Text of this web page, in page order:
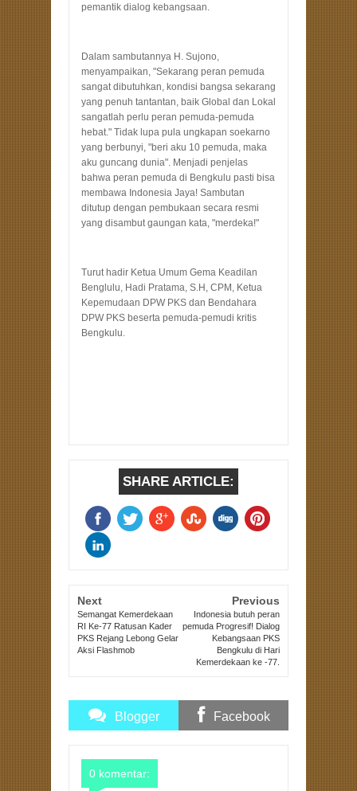
pemantik dialog kebangsaan.
Dalam sambutannya H. Sujono,
menyampaikan, "Sekarang peran pemuda
sangat dibutuhkan, kondisi bangsa sekarang
yang penuh tantantan, baik Global dan Lokal
sangatlah perlu peran pemuda-pemuda
hebat." Tidak lupa pula ungkapan soekarno
yang berbunyi, "beri aku 10 pemuda, maka
aku guncang dunia". Menjadi penjelas
bahwa peran pemuda di Bengkulu pasti bisa
membawa Indonesia Jaya! Sambutan
ditutup dengan pembukaan secara resmi
yang disambut gaungan kata, "merdeka!"
Turut hadir Ketua Umum Gema Keadilan
Benglulu, Hadi Pratama, S.H, CPM, Ketua
Kepemudaan DPW PKS dan Bendahara
DPW PKS beserta pemuda-pemudi kritis
Bengkulu.
SHARE ARTICLE:
Next
Semangat Kemerdekaan
RI Ke-77 Ratusan Kader
PKS Rejang Lebong Gelar
Aksi Flashmob
Previous
Indonesia butuh peran
pemuda Progresif! Dialog
Kebangsaan PKS
Bengkulu di Hari
Kemerdekaan ke -77.
Blogger Facebook
0 komentar: